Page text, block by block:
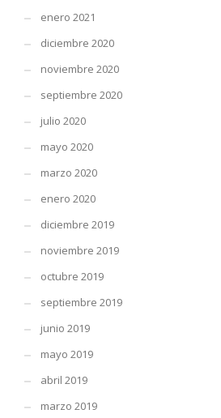
enero 2021
diciembre 2020
noviembre 2020
septiembre 2020
julio 2020
mayo 2020
marzo 2020
enero 2020
diciembre 2019
noviembre 2019
octubre 2019
septiembre 2019
junio 2019
mayo 2019
abril 2019
marzo 2019